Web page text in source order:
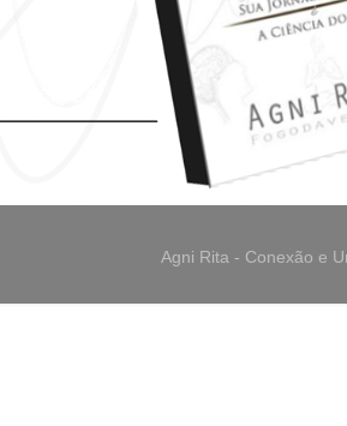
Agni Rita - Conexão e